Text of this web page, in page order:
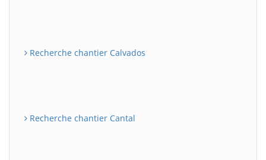
Recherche chantier Calvados
Recherche chantier Cantal